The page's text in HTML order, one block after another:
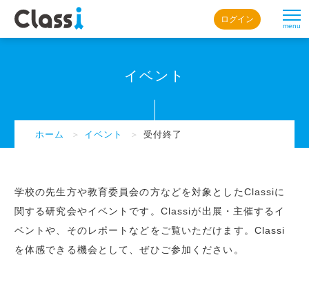
menu
ログイン
イベント
ホーム ＞ イベント ＞ 受付終了
学校の先生方や教育委員会の方などを対象としたClassiに
関する研究会やイベントです。Classiが出展・主催するイ
ベントや、そのレポートなどをご覧いただけます。Classi
を体感できる機会として、ぜひご参加ください。